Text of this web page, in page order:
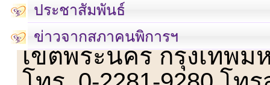
ประชาสัมพันธ์
ข่าวจากสภาคนพิการฯ
เลขที่ 23 ชั้น 2 ถนนวิ
เขตพระนคร กรุงเทพม